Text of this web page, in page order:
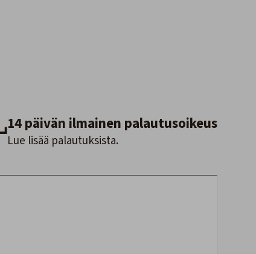
14 päivän ilmainen palautusoikeus
Lue lisää palautuksista.